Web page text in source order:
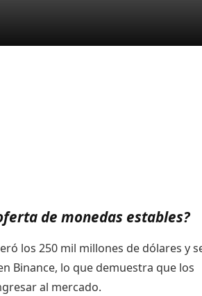
de monedas estables?
los 250 mil millones de dólares y
Binance, lo que demuestra que los
al mercado.